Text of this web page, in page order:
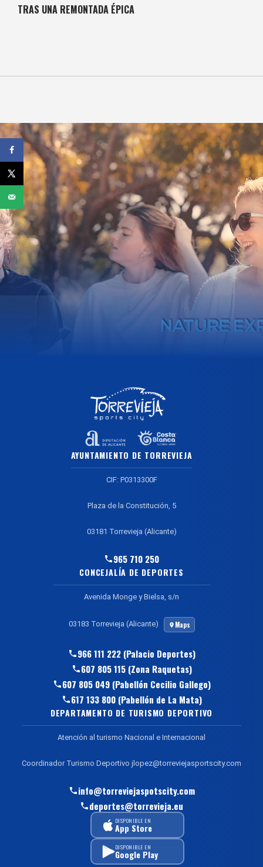
TRAS UNA REMONTADA ÉPICA
AYUNTAMIENTO DE TORREVIEJA
CIF: P0313300F
Plaza de la Constitución, 5
03181 Torrevieja (Alicante)
965 710 250
CONCEJALÍA DE DEPORTES
Avenida Monge y Bielsa, s/n
03183 Torrevieja (Alicante) Maps
966 111 222 (Palacio Deportes)
607 805 115 (Zona Raquetas)
607 805 049 (Pabellón Cecilio Gallego)
617 133 800 (Pabellón de La Mata)
DEPARTAMENTO DE TURISMO DEPORTIVO
Atención al turismo Nacional e Internacional
Coordinador Turismo Deportivo jlopez@torreviejasportscity.com
info@torreviejaspotscity.com
deportes@torrevieja.eu
DISPONIBLE EN
App Store
DISPONIBLE EN
Google Play